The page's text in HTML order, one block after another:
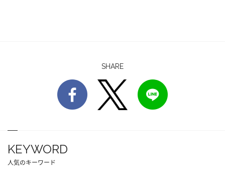
SHARE
KEYWORD
人気のキーワード